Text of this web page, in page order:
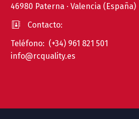
46980 Paterna · Valencia (España)


Contacto:
Teléfono: (+34) 961 821 501
info@rcquality.es